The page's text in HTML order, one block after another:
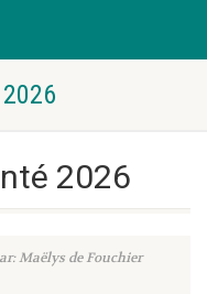
2026
Maëlys de Fouchier